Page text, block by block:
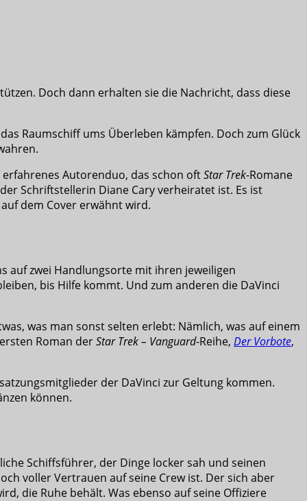
Doch dann erhalten sie die Nachricht, dass diese
Raumschiff ums Überleben kämpfen. Doch zum Glück
Autorenduo, das schon oftStar Trek-Romane
Schriftstellerin Diane Cary verheiratet ist. Es ist
dem Cover erwähnt wird.
auf zwei Handlungsorte mit ihren jeweiligen
bis Hilfe kommt. Und zum anderen die DaVinci
was man sonst selten erlebt: Nämlich, was auf einem
Roman derStar Trek – Vanguard-Reihe, Der Vorbote,
der DaVinci zur Geltung kommen.
können.
Schiffsführer, der Dinge locker sah und seinen
voller Vertrauen auf seine Crew ist. Der sich aber
die Ruhe behält. Was ebenso auf seine Offiziere